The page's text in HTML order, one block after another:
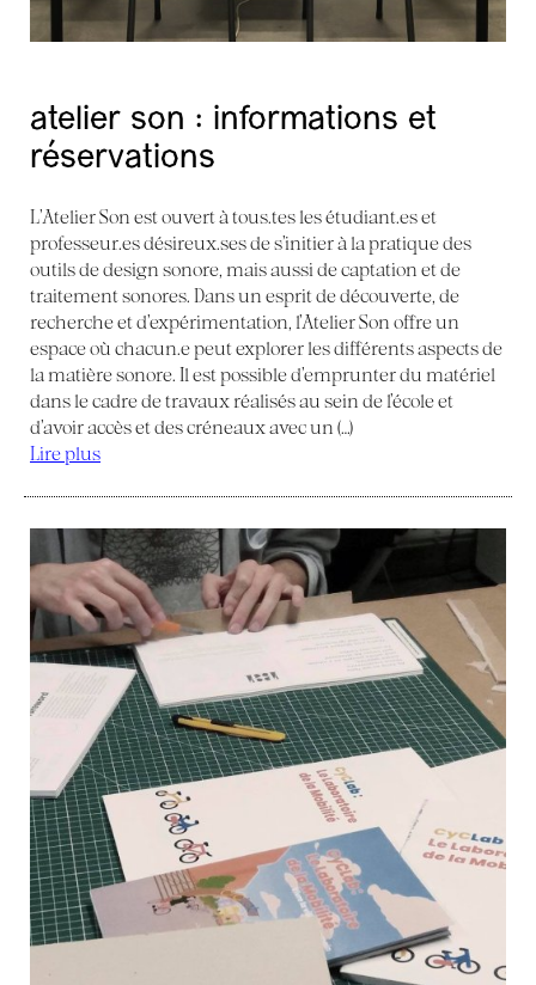
atelier son : informations et
réservations
L’Atelier Son est ouvert à tous.tes les étudiant.es et
professeur.es désireux.ses de s’initier à la pratique des
outils de design sonore, mais aussi de captation et de
traitement sonores. Dans un esprit de découverte, de
recherche et d’expérimentation, l’Atelier Son offre un
espace où chacun.e peut explorer les différents aspects de
la matière sonore. Il est possible d’emprunter du matériel
dans le cadre de travaux réalisés au sein de l’école et
d’avoir accès et des créneaux avec un (…)
Lire plus